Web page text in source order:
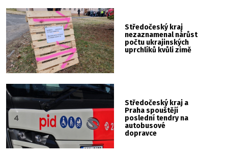
Středočeský kraj
nezaznamenal nárůst
počtu ukrajinských
uprchlíků kvůli zimě
Středočeský kraj a
Praha spouštějí
poslední tendry na
autobusové
dopravce